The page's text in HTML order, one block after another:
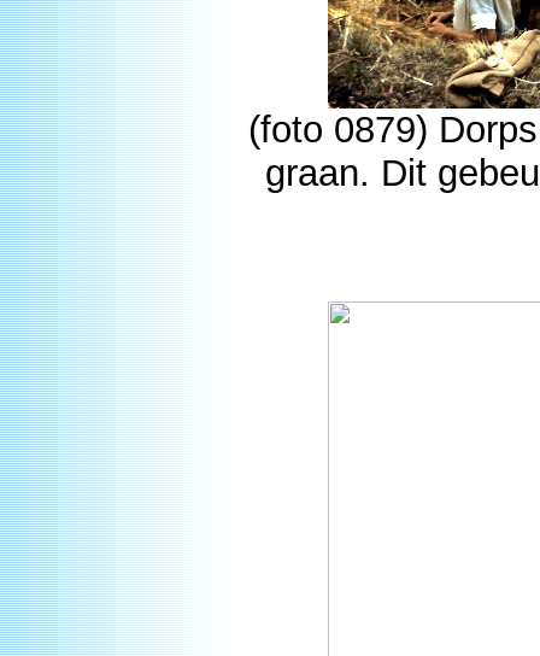
(foto 0879)
graan. Dit